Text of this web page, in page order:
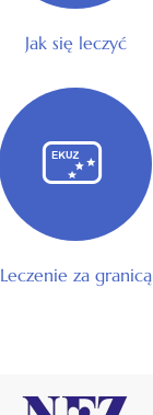
Jak się leczyć
Leczenie za granicą